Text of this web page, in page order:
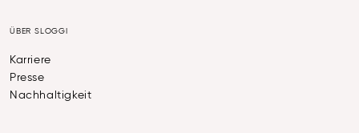
ÜBER SLOGGI
Karriere
Presse
Nachhaltigkeit